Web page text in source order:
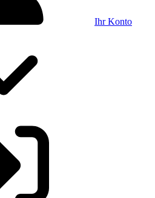
Ihr Konto